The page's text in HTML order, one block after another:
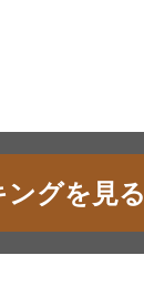
グを見る